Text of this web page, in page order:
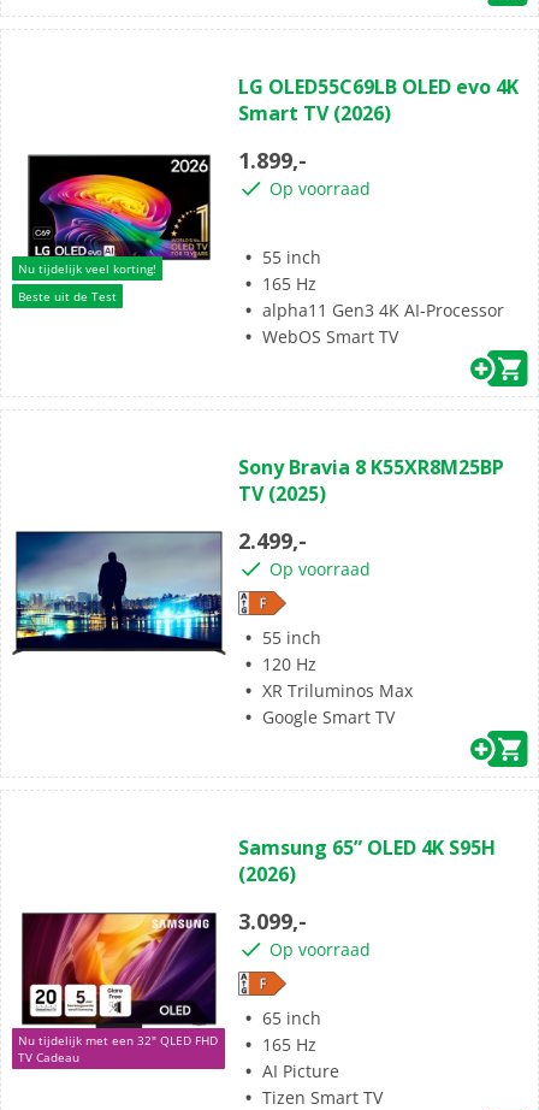
Nu tijdelijk veel korting!
Beste uit de Test
van
de
sterren.
LG OLED55C69LB OLED evo 4K
Smart TV (2026)
1.899,-
Op voorraad
55 inch
165 Hz
alpha11 Gen3 4K AI-Processor
WebOS Smart TV
van
de
sterren.
78
beoordelingen
Sony Bravia 8 K55XR8M25BP
TV (2025)
2.499,-
Op voorraad
55 inch
120 Hz
XR Triluminos Max
Google Smart TV
Nu tijdelijk met een 32" QLED FHD
TV Cadeau
van
de
sterren.
Samsung 65” OLED 4K S95H
(2026)
3.099,-
Op voorraad
65 inch
165 Hz
AI Picture
Tizen Smart TV